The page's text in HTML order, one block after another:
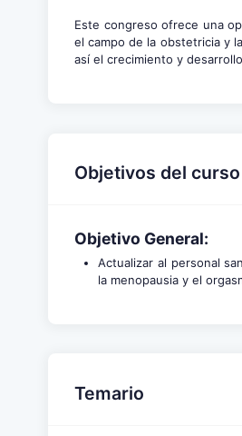
Este congreso ofrece una
el campo de la obstetricia y
así el crecimiento y
Objetivos del curso
Objetivo General:
Actualizar al personal
la menopausia y el
Temario